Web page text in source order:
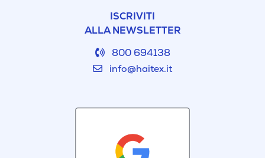
ISCRIVITI
ALLA NEWSLETTER
800 694138
info@haitex.it